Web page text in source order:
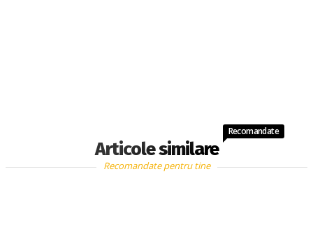
Articole similare
Recomandate
Recomandate pentru tine